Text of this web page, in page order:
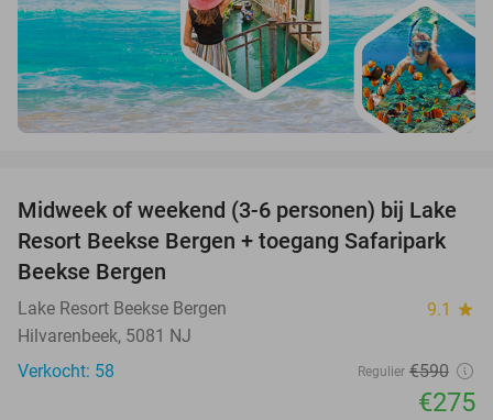
53%
Midweek of weekend (3-6 personen) bij Lake
Resort Beekse Bergen + toegang Safaripark
Beekse Bergen
Lake Resort Beekse Bergen 9.1 star
Hilvarenbeek, 5081 NJ
Verkocht: 58
Regulier €590
€275